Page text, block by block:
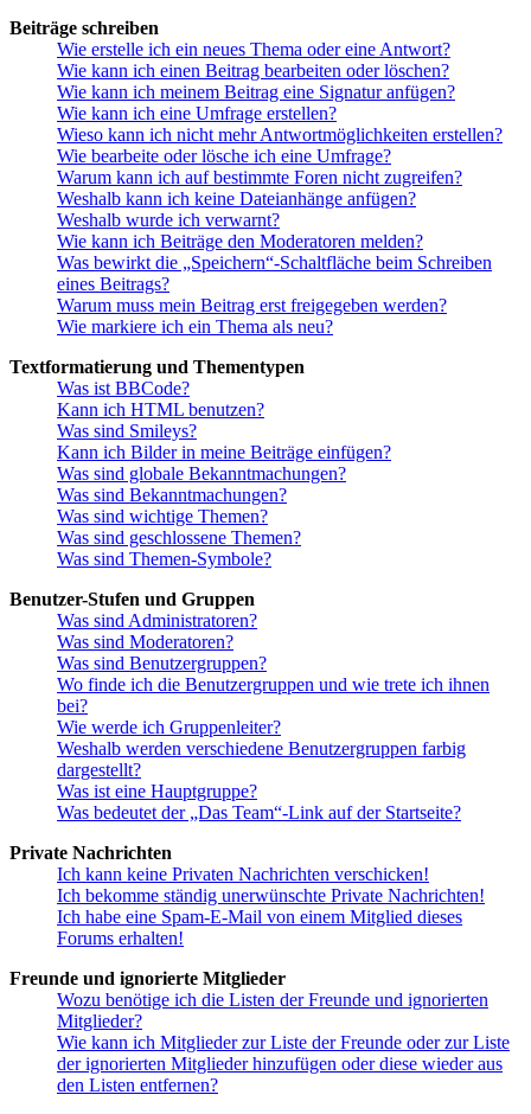
Beiträge schreiben
Wie erstelle ich ein neues Thema oder eine Antwort?
Wie kann ich einen Beitrag bearbeiten oder löschen?
Wie kann ich meinem Beitrag eine Signatur anfügen?
Wie kann ich eine Umfrage erstellen?
Wieso kann ich nicht mehr Antwortmöglichkeiten erstellen?
Wie bearbeite oder lösche ich eine Umfrage?
Warum kann ich auf bestimmte Foren nicht zugreifen?
Weshalb kann ich keine Dateianhänge anfügen?
Weshalb wurde ich verwarnt?
Wie kann ich Beiträge den Moderatoren melden?
Was bewirkt die „Speichern“-Schaltfläche beim Schreiben
eines Beitrags?
Warum muss mein Beitrag erst freigegeben werden?
Wie markiere ich ein Thema als neu?
Textformatierung und Thementypen
Was ist BBCode?
Kann ich HTML benutzen?
Was sind Smileys?
Kann ich Bilder in meine Beiträge einfügen?
Was sind globale Bekanntmachungen?
Was sind Bekanntmachungen?
Was sind wichtige Themen?
Was sind geschlossene Themen?
Was sind Themen-Symbole?
Benutzer-Stufen und Gruppen
Was sind Administratoren?
Was sind Moderatoren?
Was sind Benutzergruppen?
Wo finde ich die Benutzergruppen und wie trete ich ihnen
bei?
Wie werde ich Gruppenleiter?
Weshalb werden verschiedene Benutzergruppen farbig
dargestellt?
Was ist eine Hauptgruppe?
Was bedeutet der „Das Team“-Link auf der Startseite?
Private Nachrichten
Ich kann keine Privaten Nachrichten verschicken!
Ich bekomme ständig unerwünschte Private Nachrichten!
Ich habe eine Spam-E-Mail von einem Mitglied dieses
Forums erhalten!
Freunde und ignorierte Mitglieder
Wozu benötige ich die Listen der Freunde und ignorierten
Mitglieder?
Wie kann ich Mitglieder zur Liste der Freunde oder zur Liste
der ignorierten Mitglieder hinzufügen oder diese wieder aus
den Listen entfernen?